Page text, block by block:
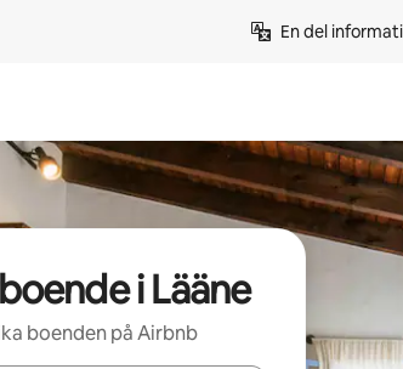
En del
i Lääne
boenden på Airbnb